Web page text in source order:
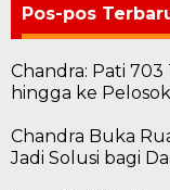
Pos-pos
Chandra: Pati
hingga ke Pelosok
Chandra Buka
Jadi Solusi bagi